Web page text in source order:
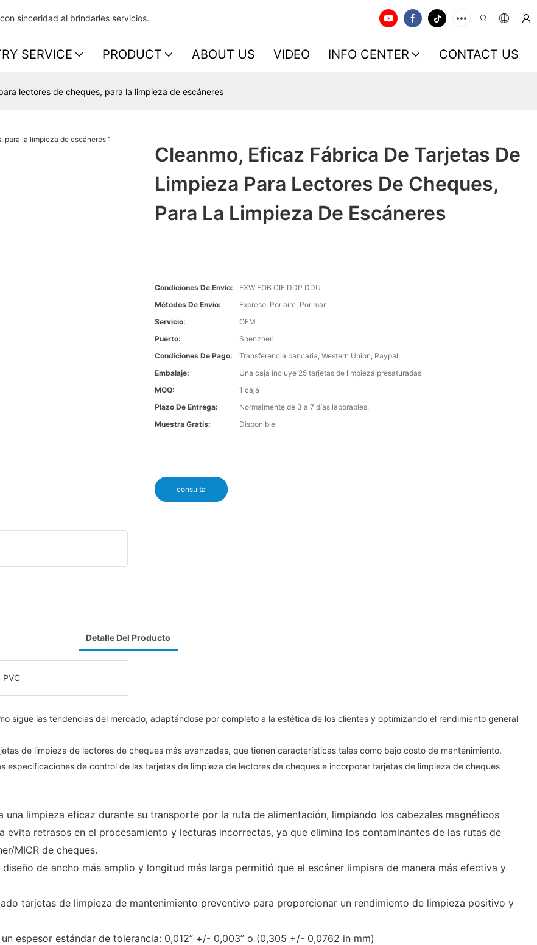
sinceridad al brindarles servicios.
SERVICE PRODUCT ABOUT US VIDEO INFO CENTER CONTACT US
lectores de cheques, para la limpieza de escáneres
Cleanmo, Eficaz Fábrica De Tarjetas De
Limpieza Para Lectores De Cheques,
Para La Limpieza De Escáneres
Condiciones De Envío:
EXW FOB CIF DDP DDU
Métodos De Envío:
Expreso, Por aire, Por mar
Servicio:
OEM
Puerto:
Shenzhen
Condiciones De Pago:
Transferencia bancaria, Western Union, Paypal
Embalaje:
Una caja incluye 25 tarjetas de limpieza presaturadas
MOQ:
1 caja
Plazo De Entrega:
Normalmente de 3 a 7 días laborables.
Muestra Gratis:
Disponible
consulta
Detalle Del Producto
PVC
sigue las tendencias del mercado, adaptándose por completo a la estética de los clientes y optimizando el rendimiento general
de limpieza de lectores de cheques más avanzadas, que tienen características tales como bajo costo de mantenimiento.
especificaciones de control de las tarjetas de limpieza de lectores de cheques e incorporar tarjetas de limpieza de cheques
una limpieza eficaz durante su transporte por la ruta de alimentación, limpiando los cabezales magnéticos
retrasos en el procesamiento y lecturas incorrectas, ya que elimina los contaminantes de las rutas de
MICR de cheques.
de ancho más amplio y longitud más larga permitió que el escáner limpiara de manera más efectiva y
tarjetas de limpieza de mantenimiento preventivo para proporcionar un rendimiento de limpieza positivo y
espesor estándar de tolerancia: 0,012” +/- 0,003” o (0,305 +/- 0,0762 in mm)